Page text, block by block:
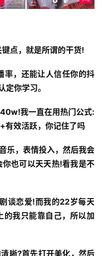
点，就是所谓的干货!
率，还能让人信任你的抖
你学习。
我一直在用热门公式:
效活跃，你记住了吗
乐，表情投入，然后我会
也可以天天热!看我是不
谈恋爱!而我的22岁每天
的我只能靠自己，所以加
晰?首先打开美化，然后